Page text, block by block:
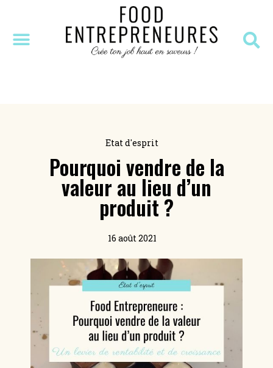
Etat d'esprit
Pourquoi vendre de la
valeur au lieu d’un
produit ?
16 août 2021